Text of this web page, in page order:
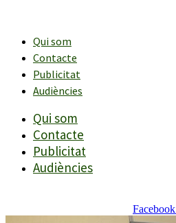
contingutQui som
Contacte
Publicitat
Audiències
Qui som
Contacte
Publicitat
Audiències
Facebook